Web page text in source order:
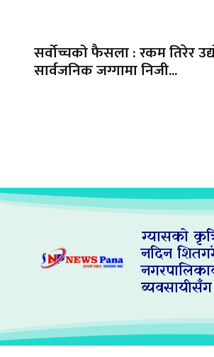
सर्वोच्चको फैसला : रकम तिरेर
सार्वजनिक जग्गामा निजी...
ग्यासको
नदिन